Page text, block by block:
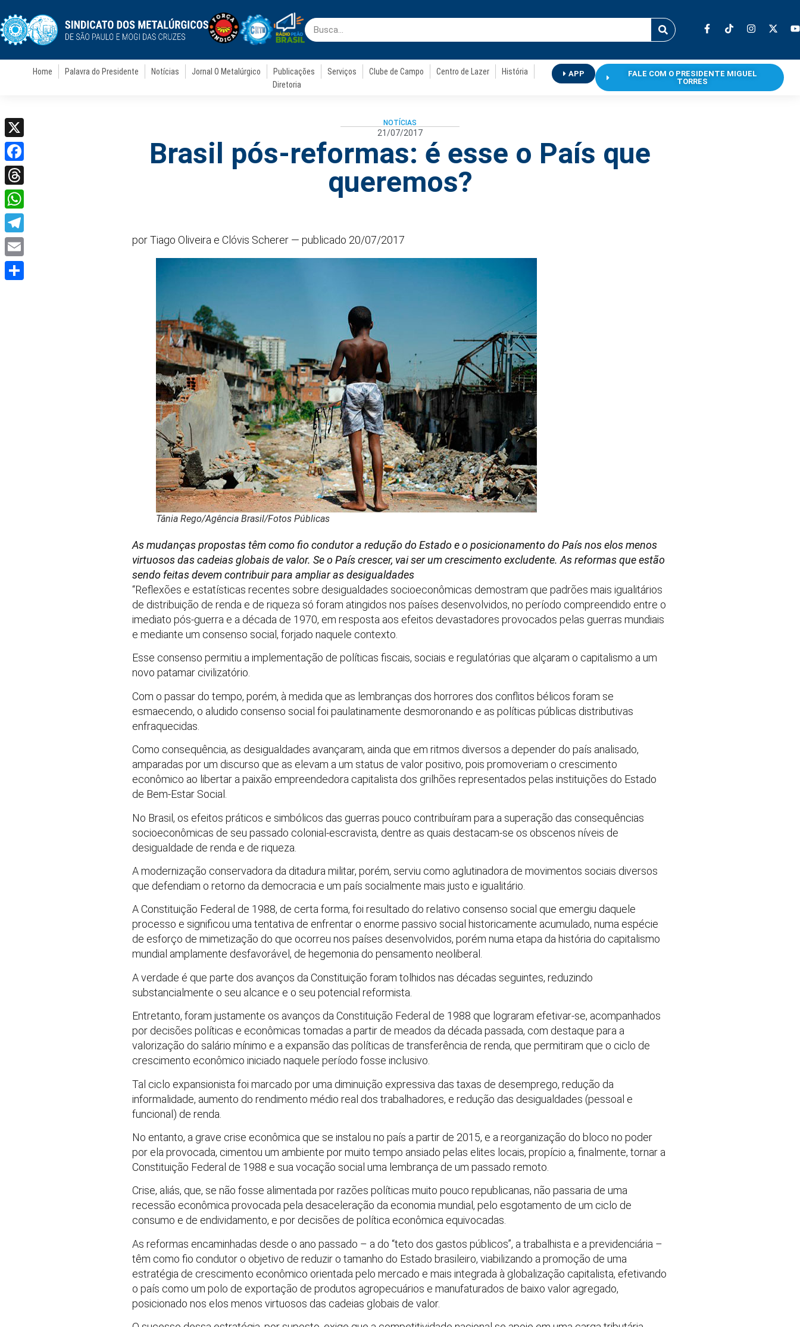
Home Palavra do Presidente Notícias Jornal O Metalúrgico Publicações Serviços Clube de Campo Centro de Lazer
História
Diretoria
APP
FALE COM O PRESIDENTE MIGUEL
TORRES
NOTÍCIAS
21/07/2017
Brasil pós-reformas: é esse o País que
queremos?
por Tiago Oliveira e Clóvis Scherer — publicado 20/07/2017
Tânia Rego/Agência Brasil/Fotos Públicas
As mudanças propostas têm como fio condutor a redução do Estado e o posicionamento do País nos elos menos
virtuosos das cadeias globais de valor. Se o País crescer, vai ser um crescimento excludente. As reformas que estão
sendo feitas devem contribuir para ampliar as desigualdades
“Reflexões e estatísticas recentes sobre desigualdades socioeconômicas demostram que padrões mais igualitários
de distribuição de renda e de riqueza só foram atingidos nos países desenvolvidos, no período compreendido entre o
imediato pós-guerra e a década de 1970, em resposta aos efeitos devastadores provocados pelas guerras mundiais
e mediante um consenso social, forjado naquele contexto.
Esse consenso permitiu a implementação de políticas fiscais, sociais e regulatórias que alçaram o capitalismo a um
novo patamar civilizatório.
Com o passar do tempo, porém, à medida que as lembranças dos horrores dos conflitos bélicos foram se
esmaecendo, o aludido consenso social foi paulatinamente desmoronando e as políticas públicas distributivas
enfraquecidas.
Como consequência, as desigualdades avançaram, ainda que em ritmos diversos a depender do país analisado,
amparadas por um discurso que as elevam a um status de valor positivo, pois promoveriam o crescimento
econômico ao libertar a paixão empreendedora capitalista dos grilhões representados pelas instituições do Estado
de Bem-Estar Social.
No Brasil, os efeitos práticos e simbólicos das guerras pouco contribuíram para a superação das consequências
socioeconômicas de seu passado colonial-escravista, dentre as quais destacam-se os obscenos níveis de
desigualdade de renda e de riqueza.
A modernização conservadora da ditadura militar, porém, serviu como aglutinadora de movimentos sociais diversos
que defendiam o retorno da democracia e um país socialmente mais justo e igualitário.
A Constituição Federal de 1988, de certa forma, foi resultado do relativo consenso social que emergiu daquele
processo e significou uma tentativa de enfrentar o enorme passivo social historicamente acumulado, numa espécie
de esforço de mimetização do que ocorreu nos países desenvolvidos, porém numa etapa da história do capitalismo
mundial amplamente desfavorável, de hegemonia do pensamento neoliberal.
A verdade é que parte dos avanços da Constituição foram tolhidos nas décadas seguintes, reduzindo
substancialmente o seu alcance e o seu potencial reformista.
Entretanto, foram justamente os avanços da Constituição Federal de 1988 que lograram efetivar-se, acompanhados
por decisões políticas e econômicas tomadas a partir de meados da década passada, com destaque para a
valorização do salário mínimo e a expansão das políticas de transferência de renda, que permitiram que o ciclo de
crescimento econômico iniciado naquele período fosse inclusivo.
Tal ciclo expansionista foi marcado por uma diminuição expressiva das taxas de desemprego, redução da
informalidade, aumento do rendimento médio real dos trabalhadores, e redução das desigualdades (pessoal e
funcional) de renda.
No entanto, a grave crise econômica que se instalou no país a partir de 2015, e a reorganização do bloco no poder
por ela provocada, cimentou um ambiente por muito tempo ansiado pelas elites locais, propício a, finalmente, tornar a
Constituição Federal de 1988 e sua vocação social uma lembrança de um passado remoto.
Crise, aliás, que, se não fosse alimentada por razões políticas muito pouco republicanas, não passaria de uma
recessão econômica provocada pela desaceleração da economia mundial, pelo esgotamento de um ciclo de
consumo e de endividamento, e por decisões de política econômica equivocadas.
As reformas encaminhadas desde o ano passado – a do “teto dos gastos públicos”, a trabalhista e a previdenciária –
têm como fio condutor o objetivo de reduzir o tamanho do Estado brasileiro, viabilizando a promoção de uma
estratégia de crescimento econômico orientada pelo mercado e mais integrada à globalização capitalista, efetivando
o país como um polo de exportação de produtos agropecuários e manufaturados de baixo valor agregado,
posicionado nos elos menos virtuosos das cadeias globais de valor.
X
Facebook
Threads
WhatsApp
Telegram
Email